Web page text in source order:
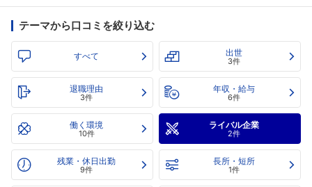
テーマから口コミを絞り込む
すべて 出世
3件
退職理由
3件
年収・給与
6件
働く環境
10件
ライバル企業
2件
残業・休日出勤
9件
長所・短所
1件